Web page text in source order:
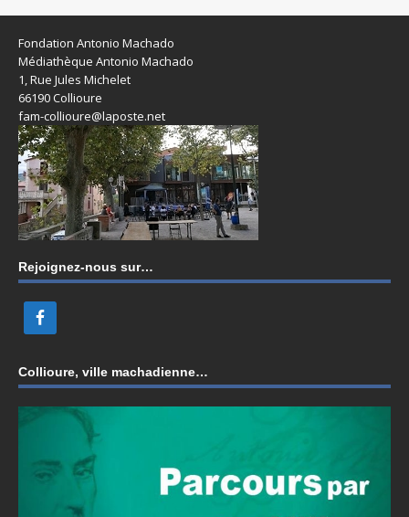
Fondation Antonio Machado
Médiathèque Antonio Machado
1, Rue Jules Michelet
66190 Collioure
fam-collioure@laposte.net
Rejoignez-nous sur…
Collioure, ville machadienne…